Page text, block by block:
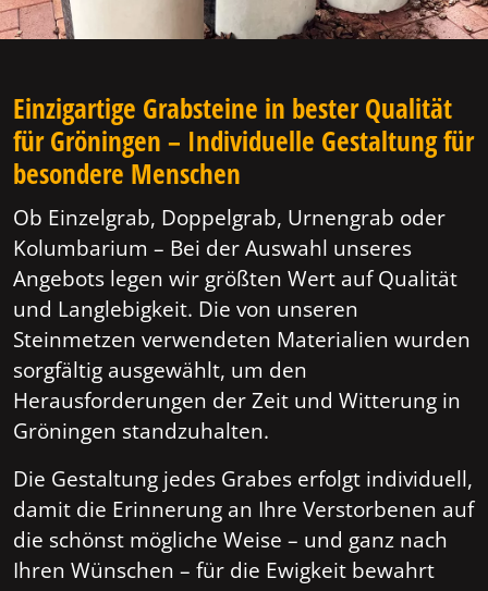
Einzigartige Grabsteine in bester Qualität
für Gröningen – Individuelle Gestaltung für
besondere Menschen
Ob Einzelgrab, Doppelgrab, Urnengrab oder
Kolumbarium – Bei der Auswahl unseres
Angebots legen wir größten Wert auf Qualität
und Langlebigkeit. Die von unseren
Steinmetzen verwendeten Materialien wurden
sorgfältig ausgewählt, um den
Herausforderungen der Zeit und Witterung in
Gröningen standzuhalten.
Die Gestaltung jedes Grabes erfolgt individuell,
damit die Erinnerung an Ihre Verstorbenen auf
die schönst mögliche Weise – und ganz nach
Ihren Wünschen – für die Ewigkeit bewahrt